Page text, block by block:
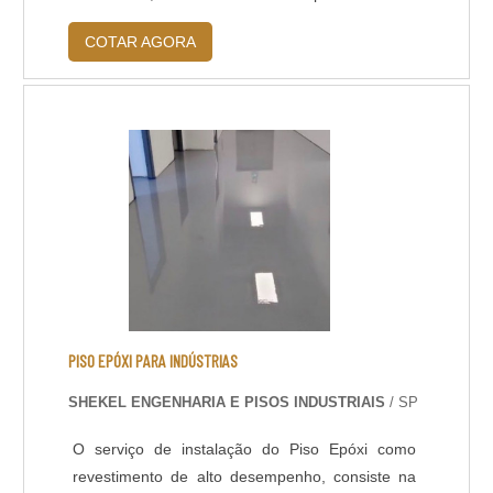
superfície bem porosa, que é bem difícil de
manchar ou sofrer desgastes naturais. Esses
dois fatores trazem grande contribuição para
ambientes possa ser alterada, sendo pela perda
COTAR AGORA
PISO EPÓXI PARA INDÚSTRIAS
SHEKEL ENGENHARIA E PISOS INDUSTRIAIS / SP
O serviço de instalação do Piso Epóxi como
revestimento de alto desempenho, consiste na